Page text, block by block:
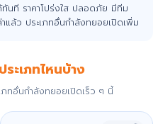
นที ราคาโปร่งใส ปลอดภัย มีทีม
ล้ว ประเภทอื่นกำลังทยอยเปิดเพิ่ม
ะเภทไหนบ้าง
ทอื่นกำลังทยอยเปิดเร็ว ๆ นี้